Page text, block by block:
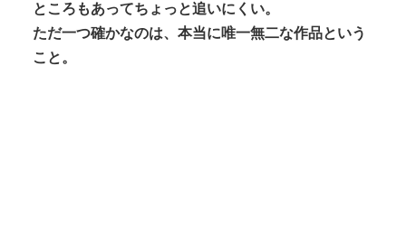
ところもあってちょっと追いにくい。
ただ一つ確かなのは、本当に唯一無二な作品という
こと。